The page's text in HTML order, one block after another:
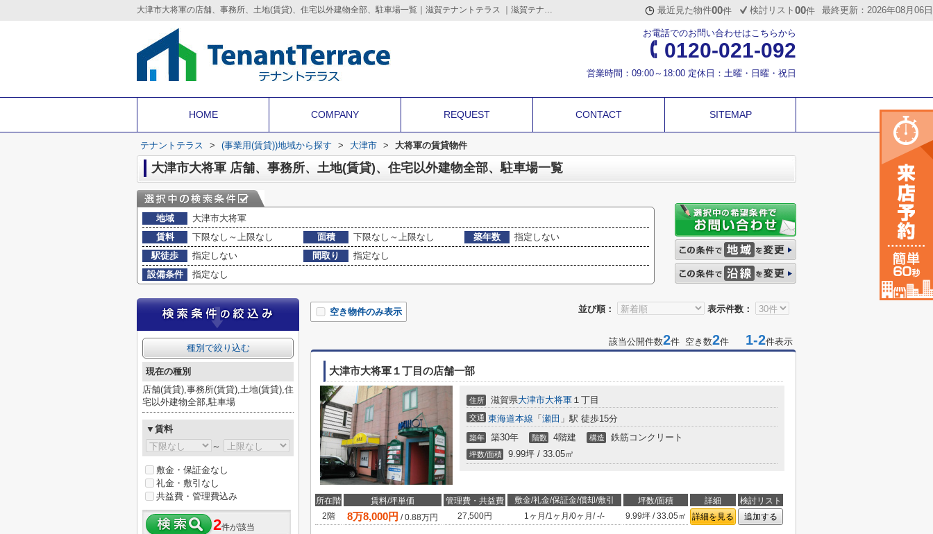
大津市大将軍の店舗、事務所、土地(賃貸)、住宅以外建物全部、駐車場一覧｜滋賀テナントテラス ｜滋賀テナントテラス | 滋賀のテナント店舗・事務所・倉庫・借地などの事業用不動産を情報満載 最近見た物件00件 検討リスト 00件 最終更新：2026年08月06日
お電話でのお問い合わせはこちらから
0120-021-092
営業時間：09:00～18:00 定休日：土曜・日曜・祝日
HOME COMPANY REQUEST CONTACT SITEMAP
テナントテラス > (事業用(賃貸))地域から探す > 大津市 > 大将軍の賃貸物件
大津市大将軍 店舗、事務所、土地(賃貸)、住宅以外建物全部、駐車場一覧
地域
大津市大将軍
賃料
下限なし～上限なし 面積 下限なし～上限なし 築年数
指定しない
駅徒歩
指定しない 間取り
指定なし
設備条件
指定なし
並び順： 表示件数：
空き物件のみ表示
該当公開件数2件 空き数2件 1-2件表示
大津市大将軍１丁目の店舗一部
住所 滋賀県大津市大将軍 １丁目
交通 東海道本線 「 瀬田 」駅 徒歩15分
築年 築30年 階数 4階建 構造 鉄筋コンクリート
坪数/面積 9.99坪 / 33.05㎡
所在階 賃料/坪単価 管理費・共益費 敷金/礼金/保証金/償却/敷引 坪数/面積 詳細
検討リスト
2階
8万8,000円 /0.88万円 27,500円 1ヶ月 /1ヶ月 /0ヶ月 /-/- 9.99坪 / 33.05㎡ 詳細を見る 追加する
種別で絞り込む
現在の種別
店舗(賃貸),事務所(賃貸),土地(賃貸),住
宅以外建物全部,駐車場
▼賃料
～
敷金・保証金なし
礼金・敷引なし
共益費・管理費込み
2件が該当